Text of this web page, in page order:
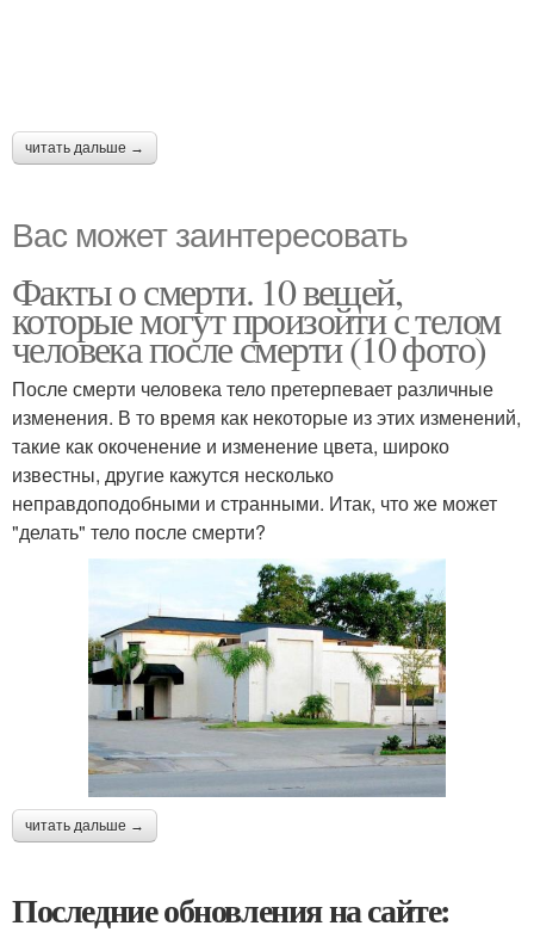
читать дальше →
Вас может заинтересовать
Факты о смерти. 10 вещей,
которые могут произойти с телом
человека после смерти (10 фото)
После смерти человека тело претерпевает различные
изменения. В то время как некоторые из этих изменений,
такие как окоченение и изменение цвета, широко
известны, другие кажутся несколько
неправдоподобными и странными. Итак, что же может
"делать" тело после смерти?
читать дальше →
Последние обновления на сайте: